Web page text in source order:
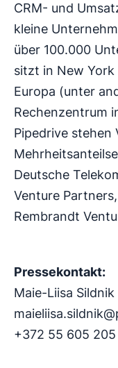
CRM- und
kleine
über 100.000
sitzt in New York
Europa (unter
Rechenzentrum
Pipedrive stehen
Deutsche
Venture
Rembrandt
Pressekontakt:
Maie-Liisa Sildnik
+372 55 605 205